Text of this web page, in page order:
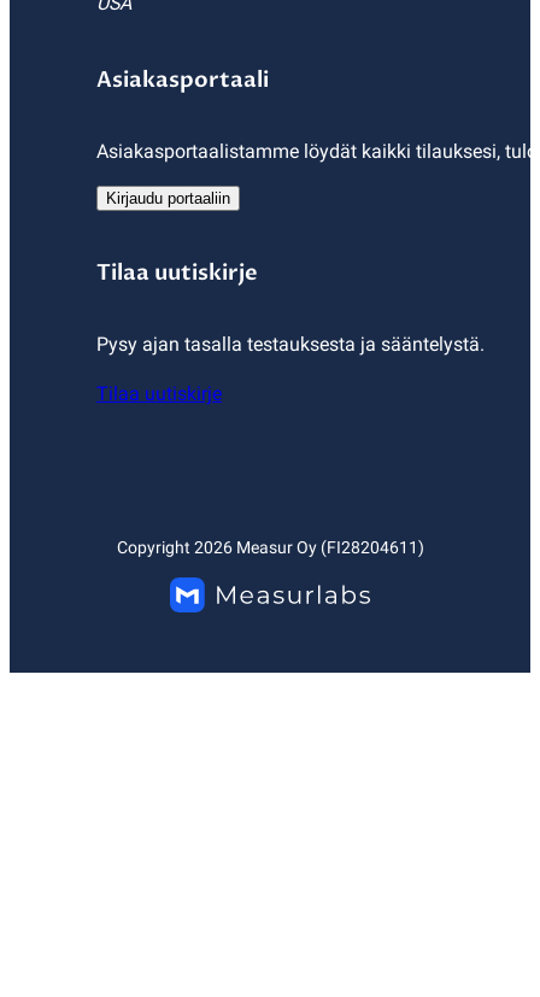
Asiakasportaali
Asiakasportaalistamme löydät kaikki tilauksesi,
Kirjaudu portaaliin
Tilaa uutiskirje
Pysy ajan tasalla testauksesta ja sääntelystä.
Tilaa uutiskirje
Copyright 2026Measur Oy (FI28204611)